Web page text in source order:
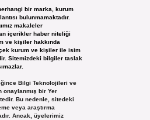
bir marka, kurum
bulunmamaktadır.
makaleler
içerikler haber niteliği
ve kişiler hakkında
kurum ve kişiler ile isim
Sitemizdeki bilgiler taslak
Bilgi Teknolojileri ve
onaylanmış bir Yer
Bu nedenle, sitedeki
veya araştırma
Ancak, üyelerimiz